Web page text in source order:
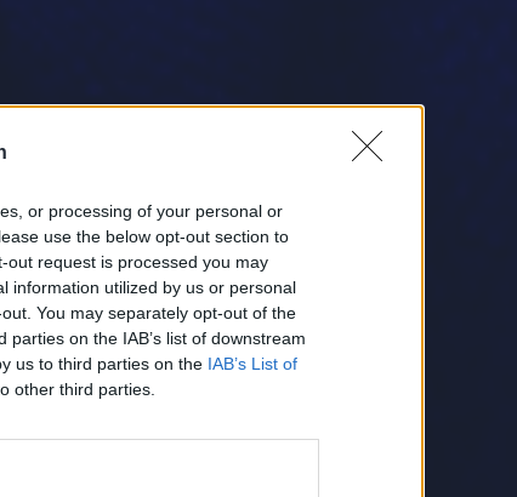
or processing of your personal or
use the below opt-out section to
request is processed you may
information utilized by us or personal
You may separately opt-out of the
on the IAB’s list of downstream
us to third parties on the IAB’s List of
other third parties.